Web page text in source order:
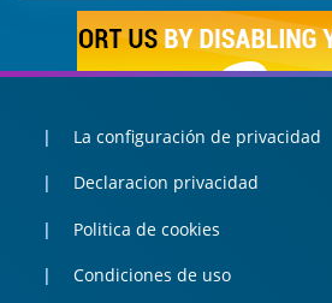
La configuración de privacidad
Declaracion privacidad
Politica de cookies
Condiciones de uso